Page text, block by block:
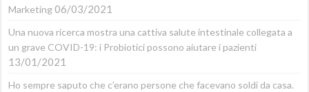
Marketing 06/03/2021
Una nuova ricerca mostra una cattiva salute intestinale collegata a
un grave COVID-19: i Probiotici possono aiutare i pazienti
13/01/2021
Ho sempre saputo che c’erano persone che facevano soldi da casa.